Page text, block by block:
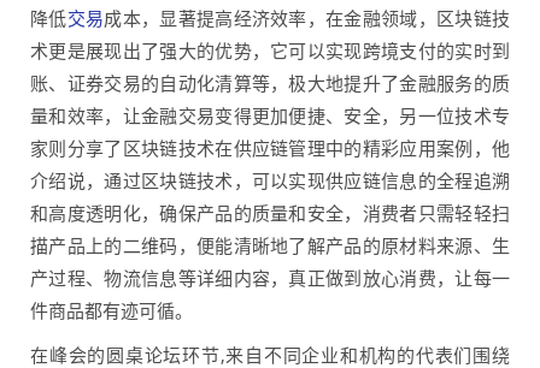
降低交易成本，显著提高经济效率，在金融领域，区块链技
术更是展现出了强大的优势，它可以实现跨境支付的实时到
账、证券交易的自动化清算等，极大地提升了金融服务的质
量和效率，让金融交易变得更加便捷、安全，另一位技术专
家则分享了区块链技术在供应链管理中的精彩应用案例，他
介绍说，通过区块链技术，可以实现供应链信息的全程追溯
和高度透明化，确保产品的质量和安全，消费者只需轻轻扫
描产品上的二维码，便能清晰地了解产品的原材料来源、生
产过程、物流信息等详细内容，真正做到放心消费，让每一
件商品都有迹可循。
在峰会的圆桌论坛环节,来自不同企业和机构的代表们围绕